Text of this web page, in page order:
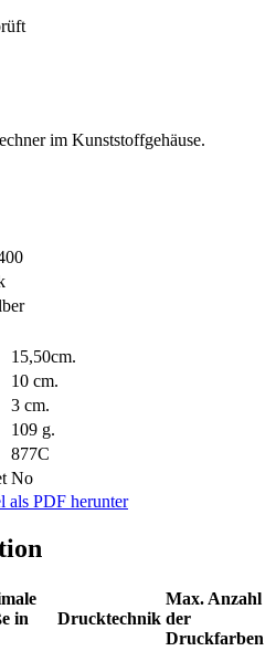
im Kunststoffgehäuse.
15,50cm.
10 cm.
3 cm.
109 g.
877C
No
als PDF herunter
in
Drucktechnik
Max. Anzahl
der
Druckfarben